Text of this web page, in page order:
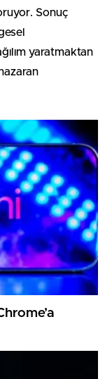
Sonuç
yaratmaktan